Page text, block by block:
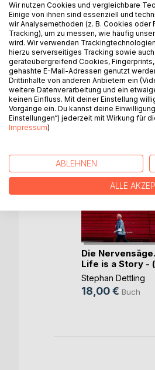
Die besten Streiche
WEITERE
Die Nervensäge.
Life is a Story -
Stephan Dettling
18,00 € Buch
Wir nutzen Cookies und vergleichbare
Einige von ihnen sind essenziell und
wir Analysemethoden (z. B. Cookies
Tracking), um zu messen, wie häufig
wird. Wir verwenden
hierzu serverseitiges Tracking sowie
geräteübergreifend Cookies,
gehashte E-Mail-Adressen genutzt
Drittinhalte von anderen Anbietern ein
weitere Datenverarbeitung und ein
keinen Einfluss. Mit deiner Einstellung
Vorgänge ein. Du kannst deine
Einstellungen“) jederzeit mit Wirkung für
Impressum)
ABLEHNEN
ALLE